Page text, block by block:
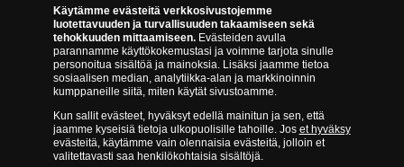
Saavutettavuusseloste
Suomen Moneta toimii virallisena jakelijana useimmille maailman
johtaville rahapajoille ja keskuspankeille, kuten Norjan rahapaja,
Käytämme evästeitä verkkosivustojemme
luotettavuuden ja turvallisuuden takaamiseen sekä
tehokkuuden mittaamiseen.Evästeiden avulla
parannamme käyttökokemustasi ja voimme tarjota sinulle
personoitua sisältöä ja mainoksia. Lisäksi jaamme tietoa
sosiaalisen median, analytiikka-alan ja markkinoinnin
kumppaneille siitä, miten käytät sivustoamme.
Kun sallit evästeet, hyväksyt edellä mainitun ja sen, että
jaamme kyseisiä tietoja ulkopuolisille tahoille. Jos et hyväksy
evästeitä, käytämme vain olennaisia evästeitä, jolloin et
valitettavasti saa henkilökohtaisia sisältöjä.